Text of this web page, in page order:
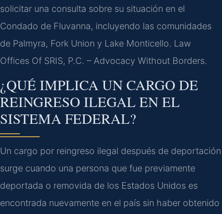
solicitar una consulta sobre su situación en el
Condado de Fluvanna, incluyendo las comunidades
de Palmyra, Fork Union y Lake Monticello. Law
Offices Of SRIS, P.C. – Advocacy Without Borders.
¿QUÉ IMPLICA UN CARGO DE
REINGRESO ILEGAL EN EL
SISTEMA FEDERAL?
Un cargo por reingreso ilegal después de deportación
surge cuando una persona que fue previamente
deportada o removida de los Estados Unidos es
encontrada nuevamente en el país sin haber obtenido